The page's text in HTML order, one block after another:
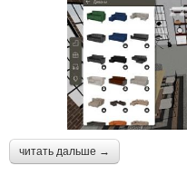
читать дальше →